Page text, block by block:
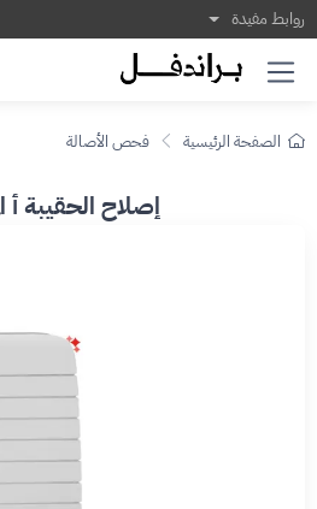
روابط مفيدة
الصفحة الرئيسية فحص الأصالة
إصلاح الحقيبة أ